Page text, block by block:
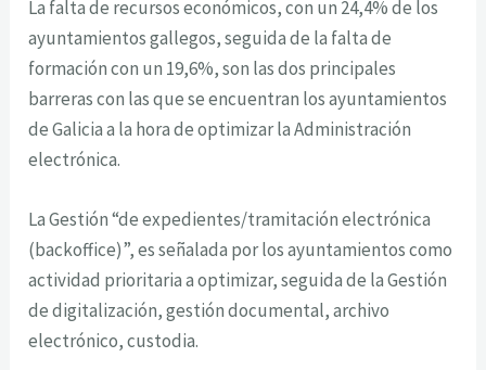
La falta de recursos económicos, con un 24,4% de los
ayuntamientos gallegos, seguida de la falta de
formación con un 19,6%, son las dos principales
barreras con las que se encuentran los ayuntamientos
de Galicia a la hora de optimizar la Administración
electrónica.
La Gestión “de expedientes/tramitación electrónica
(backoffice)”, es señalada por los ayuntamientos como
actividad prioritaria a optimizar, seguida de la Gestión
de digitalización, gestión documental, archivo
electrónico, custodia.